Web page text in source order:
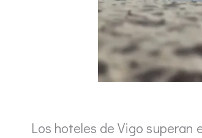
Los hoteles de Vigo superan